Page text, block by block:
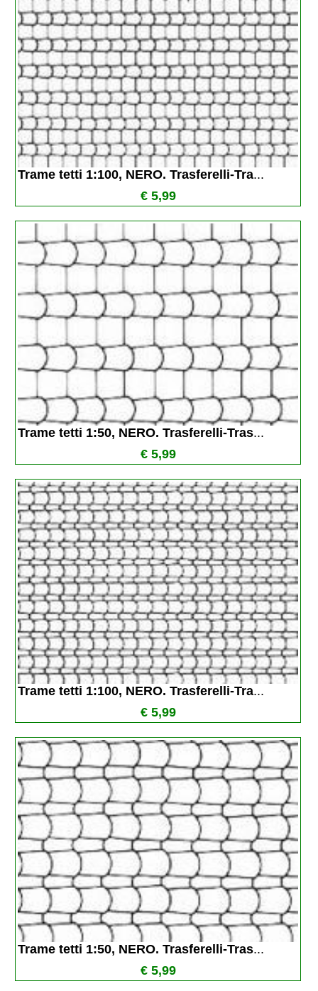
Trame tetti 1:100, NERO. Trasferelli-Tra...
€ 5,99
Trame tetti 1:50, NERO. Trasferelli-Tras...
€ 5,99
Trame tetti 1:100, NERO. Trasferelli-Tra...
€ 5,99
Trame tetti 1:50, NERO. Trasferelli-Tras...
€ 5,99